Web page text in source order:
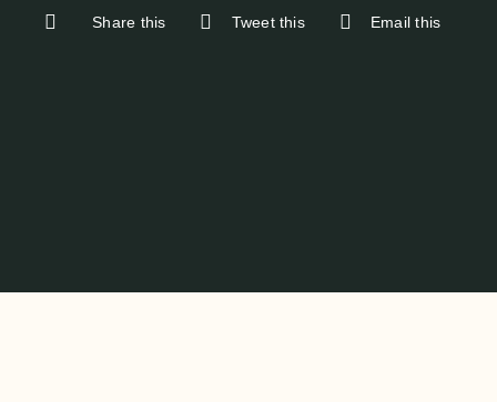
Share this Tweet this Email this